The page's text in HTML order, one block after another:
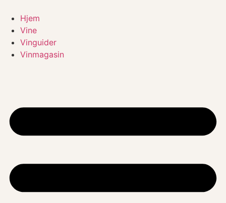
indhold
Hjem
Vine
Vinguider
Vinmagasin